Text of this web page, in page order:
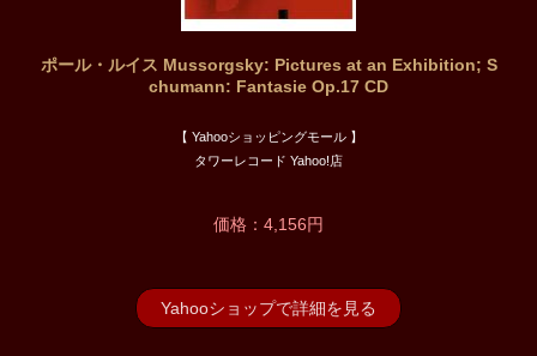
ポール・ルイス Mussorgsky: Pictures at an Exhibition; S
chumann: Fantasie Op.17 CD
【 Yahooショッピングモール 】
タワーレコード Yahoo!店
価格：4,156円
Yahooショップで詳細を見る